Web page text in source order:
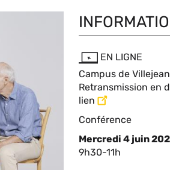
EN LIGNE
Campus de
Compléments
de
lieu
Retransmission en
lien
Type
d'événement
Conférence
Mercredi 4 juin
Complément
9h30-11h